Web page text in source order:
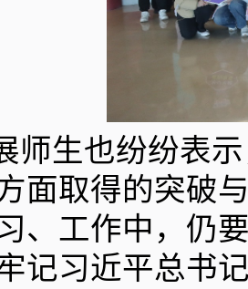
师生也纷纷表
面取得的突破
、工作中，仍
记习近平总书